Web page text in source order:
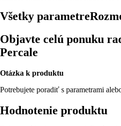
Všetky parametre
Objavte celú ponuku
Percale
Otázka k produktu
Potrebujete poradiť s parametrami
Hodnotenie produktu